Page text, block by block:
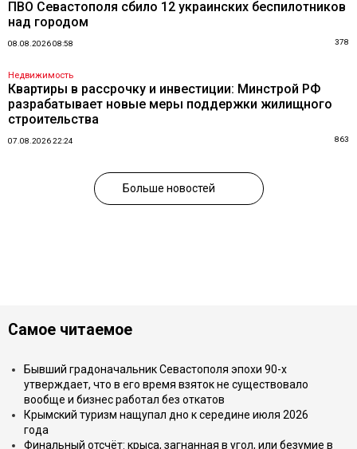
ПВО Севастополя сбило 12 украинских беспилотников
над городом
08.08.2026 08:58 378
Недвижимость
Квартиры в рассрочку и инвестиции: Минстрой РФ
разрабатывает новые меры поддержки жилищного
строительства
07.08.2026 22:24 863
Больше новостей
Самое читаемое
Бывший градоначальник Севастополя эпохи 90-х
утверждает, что в его время взяток не существовало
вообще и бизнес работал без откатов
Крымский туризм нащупал дно к середине июля 2026
года
Финальный отсчёт: крыса, загнанная в угол, или безумие в